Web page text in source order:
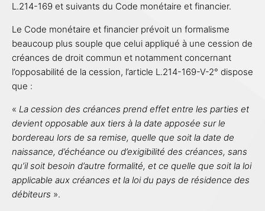
L.214-169 et suivants du Code monétaire et financier.
Le Code monétaire et financier prévoit un formalisme
beaucoup plus souple que celui appliqué à une cession de
créances de droit commun et notamment concernant
l’opposabilité de la cession, l’article L.214-169-V-2° dispose
que :
« La cession des créances prend effet entre les parties et
devient opposable aux tiers à la date apposée sur le
bordereau lors de sa remise, quelle que soit la date de
naissance, d’échéance ou d’exigibilité des créances, sans
qu’il soit besoin d’autre formalité, et ce quelle que soit la loi
applicable aux créances et la loi du pays de résidence des
débiteurs ».